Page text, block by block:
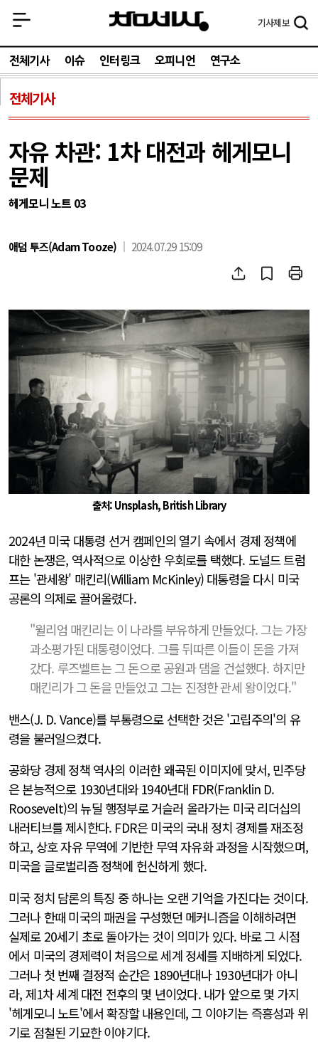
기사제보
전체기사 이슈 인터링크 오피니언 연구소
전체기사
자유 차관: 1차 대전과 헤게모니
문제
헤게모니 노트 03
애덤 투즈(Adam Tooze) 2024.07.29 15:09
출처: Unsplash, British Library
2024년 미국 대통령 선거 캠페인의 열기 속에서 경제 정책에
대한 논쟁은, 역사적으로 이상한 우회로를 택했다. 도널드 트럼
프는 '관세왕' 매킨리(William McKinley) 대통령을 다시 미국
공론의 의제로 끌어올렸다.
"윌리엄 매킨리는 이 나라를 부유하게 만들었다. 그는 가장
과소평가된 대통령이었다. 그를 뒤따른 이들이 돈을 가져
갔다. 루즈벨트는 그 돈으로 공원과 댐을 건설했다. 하지만
매킨리가 그 돈을 만들었고 그는 진정한 관세 왕이었다."
밴스(J. D. Vance)를 부통령으로 선택한 것은 '고립주의'의 유
령을 불러일으켰다.
공화당 경제 정책 역사의 이러한 왜곡된 이미지에 맞서, 민주당
은 본능적으로 1930년대와 1940년대 FDR(Franklin D.
Roosevelt)의 뉴딜 행정부로 거슬러 올라가는 미국 리더십의
내러티브를 제시한다. FDR은 미국의 국내 정치 경제를 재조정
하고, 상호 자유 무역에 기반한 무역 자유화 과정을 시작했으며,
미국을 글로벌리즘 정책에 헌신하게 했다.
미국 정치 담론의 특징 중 하나는 오랜 기억을 가진다는 것이다.
그러나 한때 미국의 패권을 구성했던 메커니즘을 이해하려면
실제로 20세기 초로 돌아가는 것이 의미가 있다. 바로 그 시점
에서 미국의 경제력이 처음으로 세계 정세를 지배하게 되었다.
그러나 첫 번째 결정적 순간은 1890년대나 1930년대가 아니
라, 제1차 세계 대전 전후의 몇 년이었다. 내가 앞으로 몇 가지
'헤게모니 노트'에서 확장할 내용인데, 그 이야기는 즉흥성과 위
기로 점철된 기묘한 이야기다.